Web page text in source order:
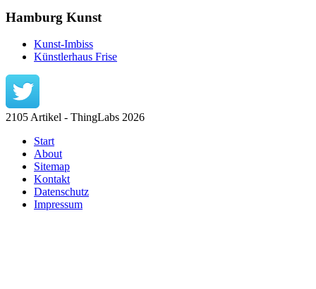
Hamburg Kunst
Kunst-Imbiss
Künstlerhaus Frise
2105 Artikel - ThingLabs 2026
Start
About
Sitemap
Kontakt
Datenschutz
Impressum